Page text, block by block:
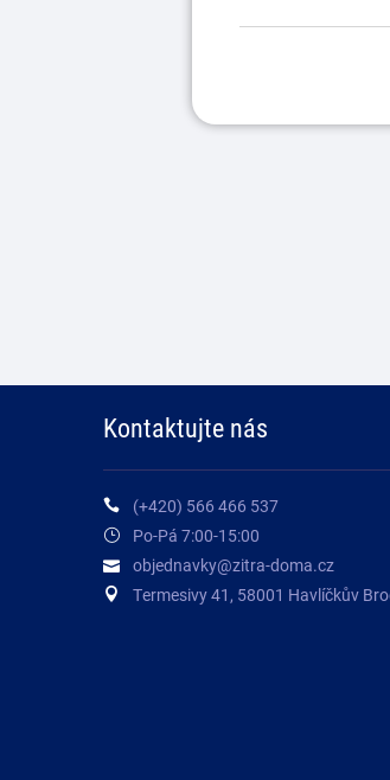
Kontaktujte nás
(+420) 566 466 537
Po-Pá 7:00-15:00
objednavky@zitra-doma.cz
Termesivy 41, 58001 Havlíčkův